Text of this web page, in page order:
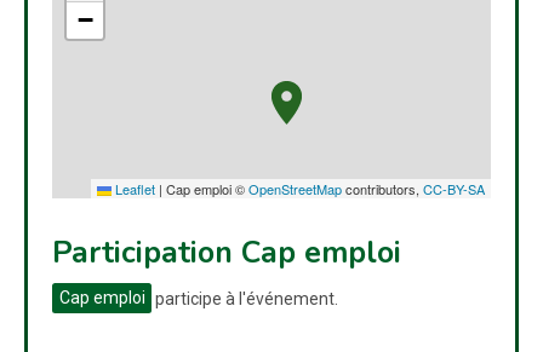
−
Leaflet | Cap emploi ©OpenStreetMapcontributors, CC-BY-SA
Participation Cap emploi
Cap emploi participe à l'événement.